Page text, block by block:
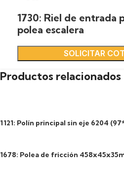
1730: Riel de entrada
polea escalera
SOLICITAR
Productos relacionados
1121: Polín principal sin eje 6204
1678: Polea de fricción